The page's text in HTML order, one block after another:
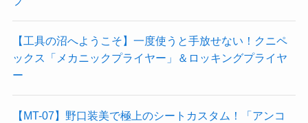
【工具の沼へようこそ】一度使うと手放せない！クニペ
ックス「メカニックプライヤー」＆ロッキングプライヤ
ー
【MT-07】野口装美で極上のシートカスタム！「アンコ